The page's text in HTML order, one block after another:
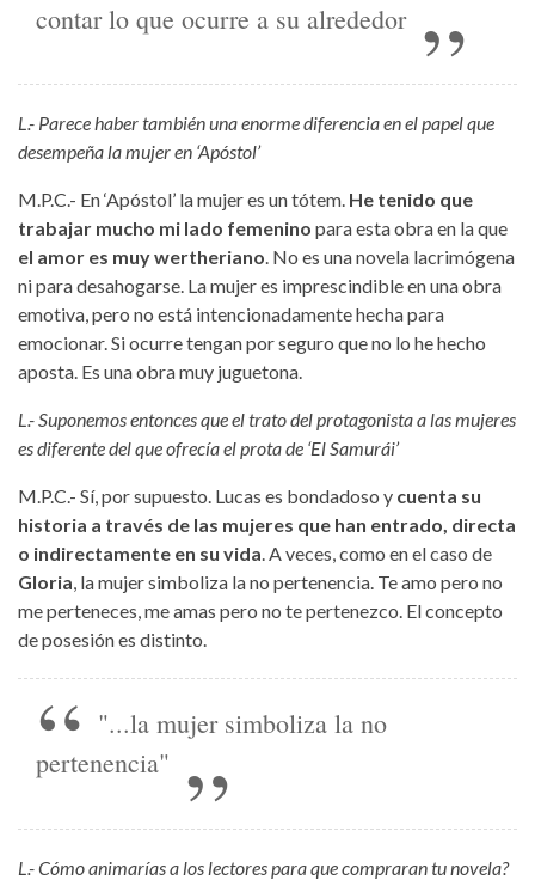
contar lo que ocurre a su alrededor
L.- Parece haber también una enorme diferencia en el papel que
desempeña la mujer en ‘Apóstol’
M.P.C.- En ‘Apóstol’ la mujer es un tótem. He tenido que
trabajar mucho mi lado femenino para esta obra en la que
el amor es muy wertheriano. No es una novela lacrimógena
ni para desahogarse. La mujer es imprescindible en una obra
emotiva, pero no está intencionadamente hecha para
emocionar. Si ocurre tengan por seguro que no lo he hecho
aposta. Es una obra muy juguetona.
L.- Suponemos entonces que el trato del protagonista a las mujeres
es diferente del que ofrecía el prota de ‘El Samurái’
M.P.C.- Sí, por supuesto. Lucas es bondadoso y cuenta su
historia a través de las mujeres que han entrado, directa
o indirectamente en su vida. A veces, como en el caso de
Gloria, la mujer simboliza la no pertenencia. Te amo pero no
me perteneces, me amas pero no te pertenezco. El concepto
de posesión es distinto.
"...la mujer simboliza la no
pertenencia"
L.- Cómo animarías a los lectores para que compraran tu novela?